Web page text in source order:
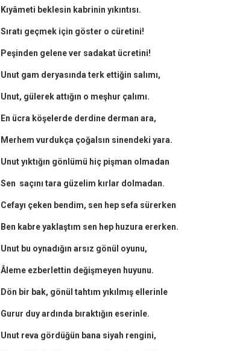
Kıyâmeti beklesin kabrinin yıkıntısı.
Sıratı geçmek için göster o cüretini!
Peşinden gelene ver sadakat ücretini!
Unut gam deryasında terk ettiğin salımı,
Unut, gülerek attığın o meşhur çalımı.
En ücra köşelerde derdine derman ara,
Merhem vurdukça çoğalsın sinendeki yara.
Unut yıktığın gönlümü hiç pişman olmadan
Sen saçını tara güzelim kırlar dolmadan.
Cefayı çeken bendim, sen hep sefa sürerken
Ben kabre yaklaştım sen hep huzura ererken.
Unut bu oynadığın arsız gönül oyunu,
Âleme ezberlettin değişmeyen huyunu.
Dön bir bak, gönül tahtım yıkılmış ellerinle
Gurur duy ardında bıraktığın eserinle.
Unut reva gördüğün bana siyah rengini,